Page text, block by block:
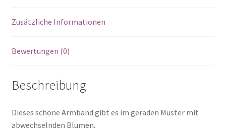
Zusätzliche Informationen
Bewertungen (0)
Beschreibung
Dieses schöne Armband gibt es im geraden Muster mit
abwechselnden Blumen.